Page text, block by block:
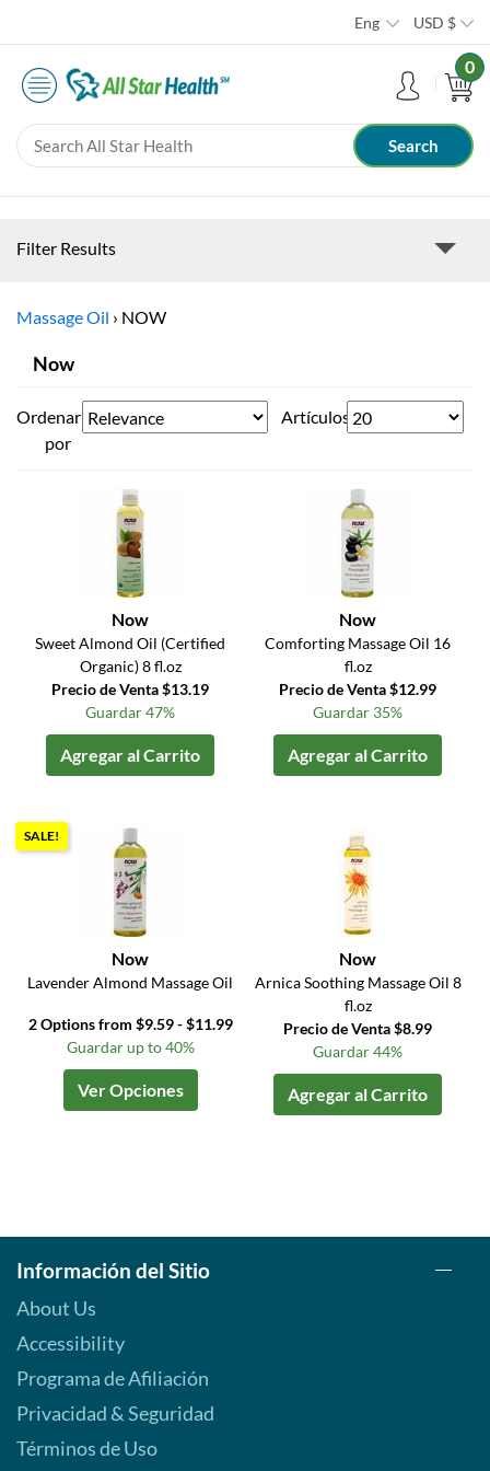
Eng USD $
0
Filter Results
Massage Oil › NOW
Now
Ordenar
por
Artículos
Now
Sweet Almond Oil (Certified
Organic) 8 fl.oz
Precio de Venta $13.19
Guardar 47%
Agregar al Carrito
Now
Comforting Massage Oil 16
fl.oz
Precio de Venta $12.99
Guardar 35%
Agregar al Carrito
SALE!
Now
Lavender Almond Massage Oil
2 Options from $9.59 - $11.99
Guardar up to 40%
Ver Opciones
Now
Arnica Soothing Massage Oil 8
fl.oz
Precio de Venta $8.99
Guardar 44%
Agregar al Carrito
Información del Sitio
About Us
Accessibility
Programa de Afiliación
Privacidad & Seguridad
Términos de Uso